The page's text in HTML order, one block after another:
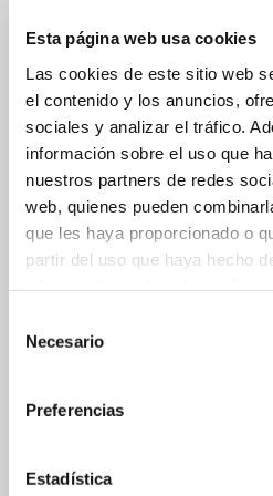
Esta página web usa cookies
Las cookies de este sitio web
el contenido y los anuncios,
sociales y analizar el tráfico.
información sobre el uso que
nuestros partners de redes
web, quienes pueden
que les haya proporcionado o
partir del uso que haya hecho
Necesario
Preferencias
Estadística
cumplimiento de
desarrollado soluciones
importantes ahorros y
llevanza de registros,
muchas de las obligaciones
Promoviendo la
abierta entre las
comunes en medianas y
los sistemas de gestión y
Consiguiendo sus clientes
La implantación de
empresas e instituciones
nosotros su adecuación y
desconocido y complejo.
debe al esfuerzo contínuo